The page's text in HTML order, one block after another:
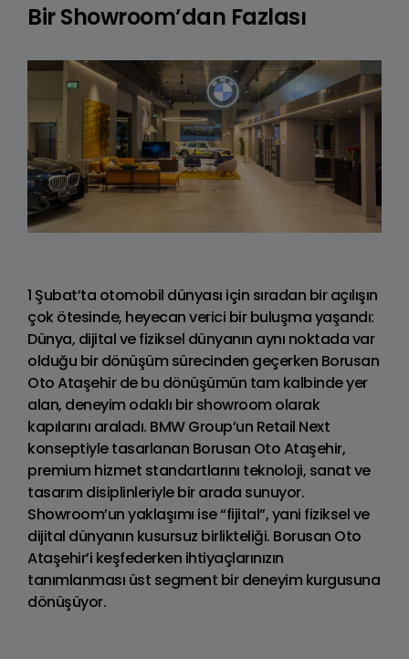
Bir Showroom’dan Fazlası
1 Şubat’ta otomobil dünyası için sıradan bir açılışın
çok ötesinde, heyecan verici bir buluşma yaşandı:
Dünya, dijital ve fiziksel dünyanın aynı noktada var
olduğu bir dönüşüm sürecinden geçerken Borusan
Oto Ataşehir de bu dönüşümün tam kalbinde yer
alan, deneyim odaklı bir showroom olarak
kapılarını araladı. BMW Group’un Retail Next
konseptiyle tasarlanan Borusan Oto Ataşehir,
premium hizmet standartlarını teknoloji, sanat ve
tasarım disiplinleriyle bir arada sunuyor.
Showroom’un yaklaşımı ise “fijital”, yani fiziksel ve
dijital dünyanın kusursuz birlikteliği. Borusan Oto
Ataşehir’i keşfederken ihtiyaçlarınızın
tanımlanması üst segment bir deneyim kurgusuna
dönüşüyor.